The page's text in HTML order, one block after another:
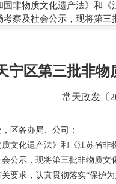
非物质文化遗产法》和
察及社会公示，现将第三
宁区第三批非
常天政发〔
区各办局、公司：
文化遗产法》和《江苏省
公示，现将第三批非物质文
要求，认真贯彻落实“保护